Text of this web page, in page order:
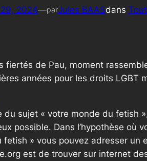
2024—parJules BAASdans
fiertés de Pau, moment
années pour les droits LGBT
du sujet « votre monde du fetish
possible. Dans l’hypothèse où
fetish » vous pouvez adresser
est de trouver sur internet